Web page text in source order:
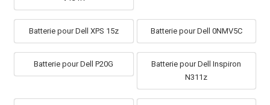
Batterie pour Dell XPS 15z Batterie pour Dell 0NMV5C
Batterie pour Dell P20G
Batterie pour Dell Inspiron
N311z